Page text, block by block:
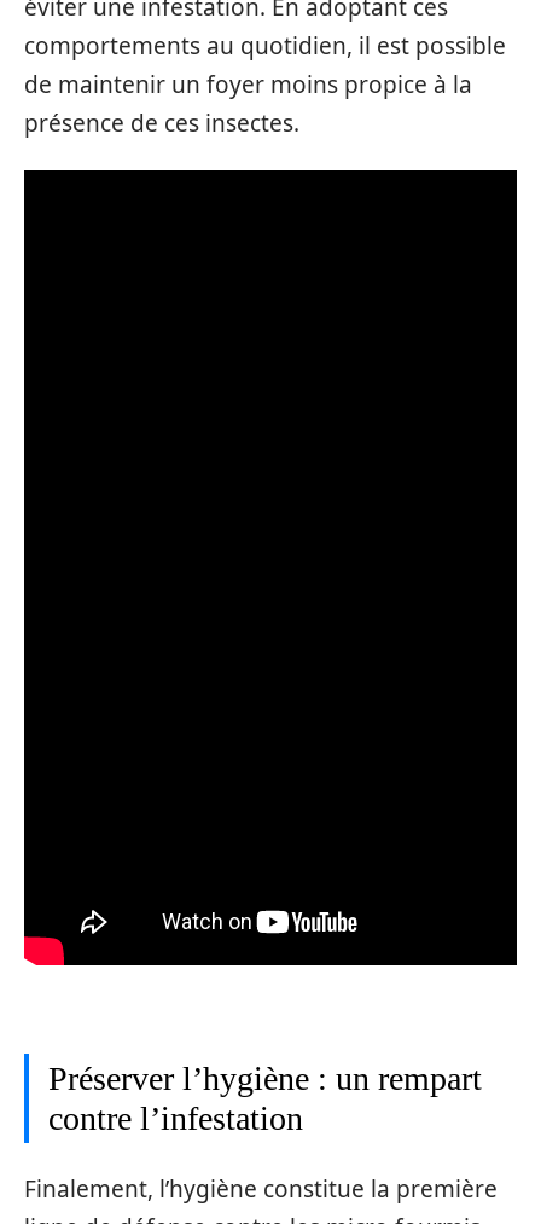
éviter une infestation. En adoptant ces
comportements au quotidien, il est possible
de maintenir un foyer moins propice à la
présence de ces insectes.
Préserver l’hygiène : un rempart
contre l’infestation
Finalement, l’hygiène constitue la première